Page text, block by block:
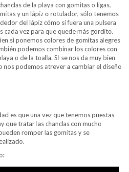
de la playa con gomitas o ligas,
y un lápiz o rotulador, sólo tenemos
del lápiz cómo si fuera una pulsera
cada vez para que quede más gordito.
si ponemos colores de gomitas alegres
podemos combinar los colores con
o de la toalla. SI se nos da muy bien
nos podemos atrever a cambiar el diseño
es que una vez que tenemos puestas
que tratar las chanclas con mucho
romper las gomitas y se